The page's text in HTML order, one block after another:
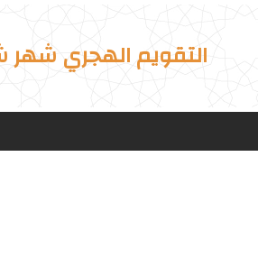
التقويم الهجري شهر